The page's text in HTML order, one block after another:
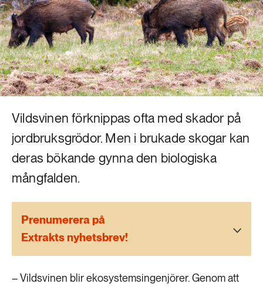
Mat & jordbruk
Skog
Social hållbarhet
Transport
Vatten
252 ARTIKLAR
Landsbygd
939 ARTIKLAR
Livsstil & konsumtion
612 ARTIKLAR
Mat & jordbruk
262 ARTIKLAR
Skog
360 ARTIKLAR
Social hållbarhet
Transport
Vildsvinen förknippas ofta med skador på
jordbruksgrödor. Men i brukade skogar kan
deras bökande gynna den biologiska
mångfalden.
Prenumerera på
Extrakts nyhetsbrev!
– Vildsvinen blir ekosystemsingenjörer. Genom att